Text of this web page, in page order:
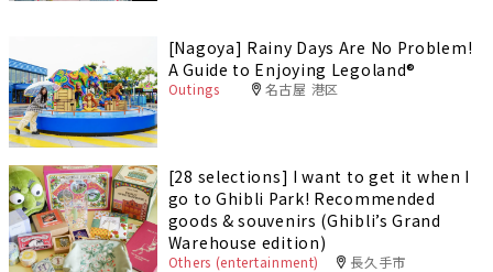
[Nagoya] Rainy Days Are No Problem!
A Guide to Enjoying Legoland®️
Outings 名古屋 港区
[28 selections] I want to get it when I
go to Ghibli Park! Recommended
goods & souvenirs (Ghibli’s Grand
Warehouse edition)
Others (entertainment) 長久手市